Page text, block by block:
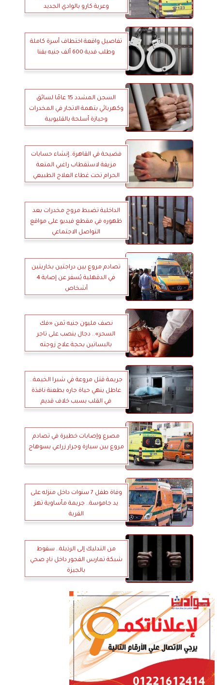
وعربة كارو بالوادي الجديد
تفاصيل واقعة اختطاف أسرة كاملة
وطلب فدية 600 ألف جنيه بقنا
السجن المشدد 15 عامًا لسائق
وكهربائي بتهمة الاتجار في المخدرات
وحيازة أسلحة بالقليوبية
فضيحة في القاهرة..إنشاء حسابات
مزيفة لاستقطاب راغبي المتعة
الحرام تحت غطاء العلاج الطبيعي
الداخلية تضبط مروج مخدرات بعد
ظهوره في مقطع فيديو على مواقع
التواصل الاجتماعي
تصادم مروع بين دراجتين بخاريتين
في الدقهلية يُسفر عن إصابة 4
أشخاص
نصف مليون جنيه ثمن «فك
السحر».. دجال ينصب على تاجر
بالبساتين بحجة علاج زوجته
جريمة قتل مروعة في شبرا الخيمة..
عاطل ينهي حياة جاره بطعنة نافذة
في القلب بسبب خلاف قديم
مصرع وإصابات خطيرة في تصادم
مروع بين سيارة وجرار زراعي بسوهاج
وفاة طفل 7 سنوات داخل منزله على
يد جاموسة.. جريمة مأساوية تهز
القرية
من التدليك إلى الرذيلة.. سقوط
شبكة تمارس الفجور داخل نادٍ صحي
بالجيزة